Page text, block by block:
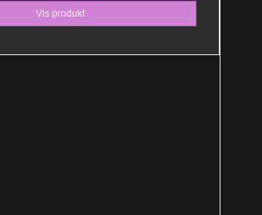
Vis produkt